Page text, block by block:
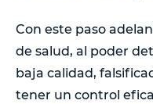
Con este paso
de salud, al poder
baja calidad,
tener un control